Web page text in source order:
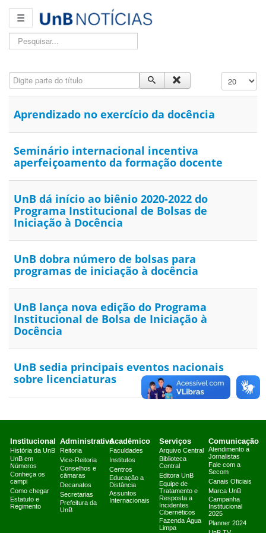
☰
Pesquisar...
Digite parte do título Exibir #
Aprendizado no exercício da docência
Seminário internacional incentiva
aperfeiçoamento da formação docente
UnB dá início ao biênio 2020-2022 do
Programa Institucional de Bolsas de
Iniciação à Docência
UnB dobra número de bolsas para
programas de iniciação à docência
UnB lança nova edição do Programa
Institucional de Bolsa de Iniciação à
Docência
UnB sedia principais eventos nacionais
sobre licenciaturas
Institucional
História da UnB
UnB em
Números
Conheça os
campi
Como chegar
Estatuto e
Regimento
Administrativo
Reitoria
Vice-Reitoria
Conselhos e
câmaras
Decanatos
Secretarias
Prefeitura da
UnB
Acadêmico
Faculdades
Institutos
Centros
Educação a
Distância
Assuntos
Internacionais
Serviços
Arquivo Central
Biblioteca
Central
Editora UnB
Equipe de
Tratamento e
Resposta a
Incidentes
Cibernéticos
Fazenda Água
Limpa
Comunicação
Atendimento a
Jornalistas
Fale com a
Secom
Canais Oficiais
Marca UnB
Campanha
Institucional
2025
Planner 2024